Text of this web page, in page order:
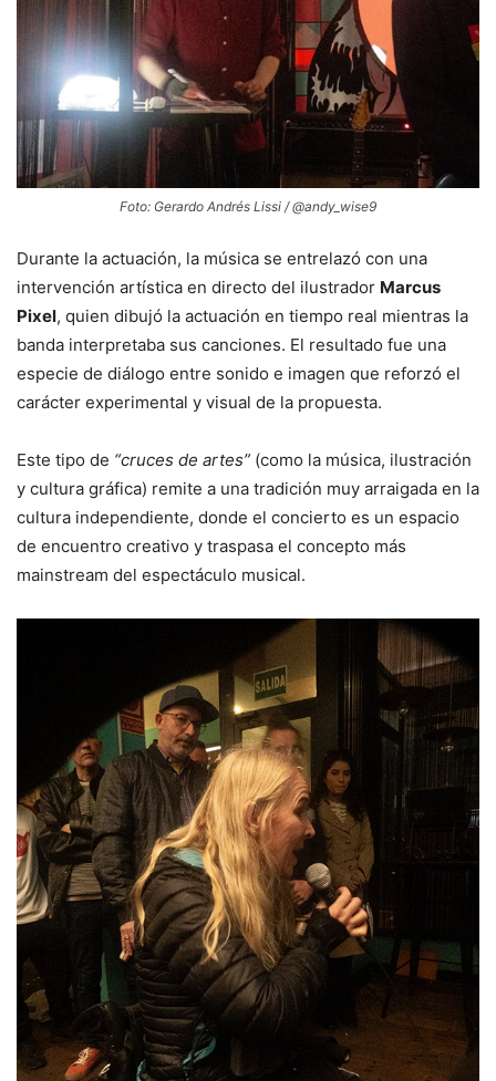
Foto: Gerardo Andrés Lissi / @andy_wise9
Durante la actuación, la música se entrelazó con una
intervención artística en directo del ilustrador Marcus
Pixel, quien dibujó la actuación en tiempo real mientras la
banda interpretaba sus canciones. El resultado fue una
especie de diálogo entre sonido e imagen que reforzó el
carácter experimental y visual de la propuesta.
Este tipo de “cruces de artes” (como la música, ilustración
y cultura gráfica) remite a una tradición muy arraigada en la
cultura independiente, donde el concierto es un espacio
de encuentro creativo y traspasa el concepto más
mainstream del espectáculo musical.